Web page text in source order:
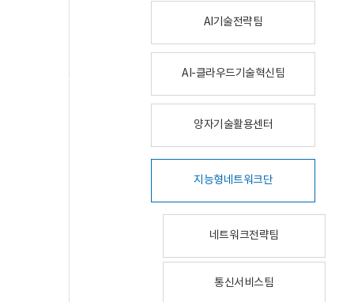
AI기술전략팀
AI-클라우드기술혁신팀
양자기술활용센터
지능형네트워크단
네트워크전략팀
통신서비스팀